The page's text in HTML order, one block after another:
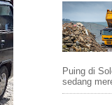
Puing di
sedang